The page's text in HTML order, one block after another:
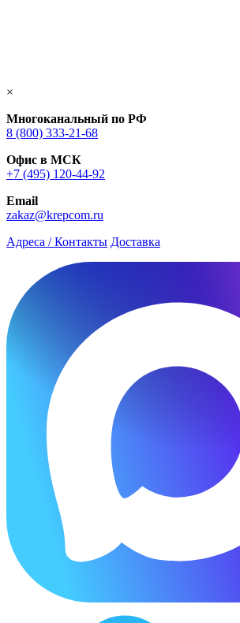
×
Многоканальный по РФ
8 (800) 333‑21-68
Офис в МСК
+7 (495) 120-44-92
Email
zakaz@krepcom.ru
Адреса / Контакты Доставка